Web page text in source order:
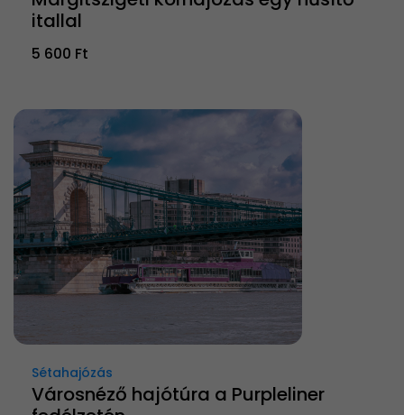
itallal
5 600 Ft
Sétahajózás
Városnéző hajótúra a Purpleliner